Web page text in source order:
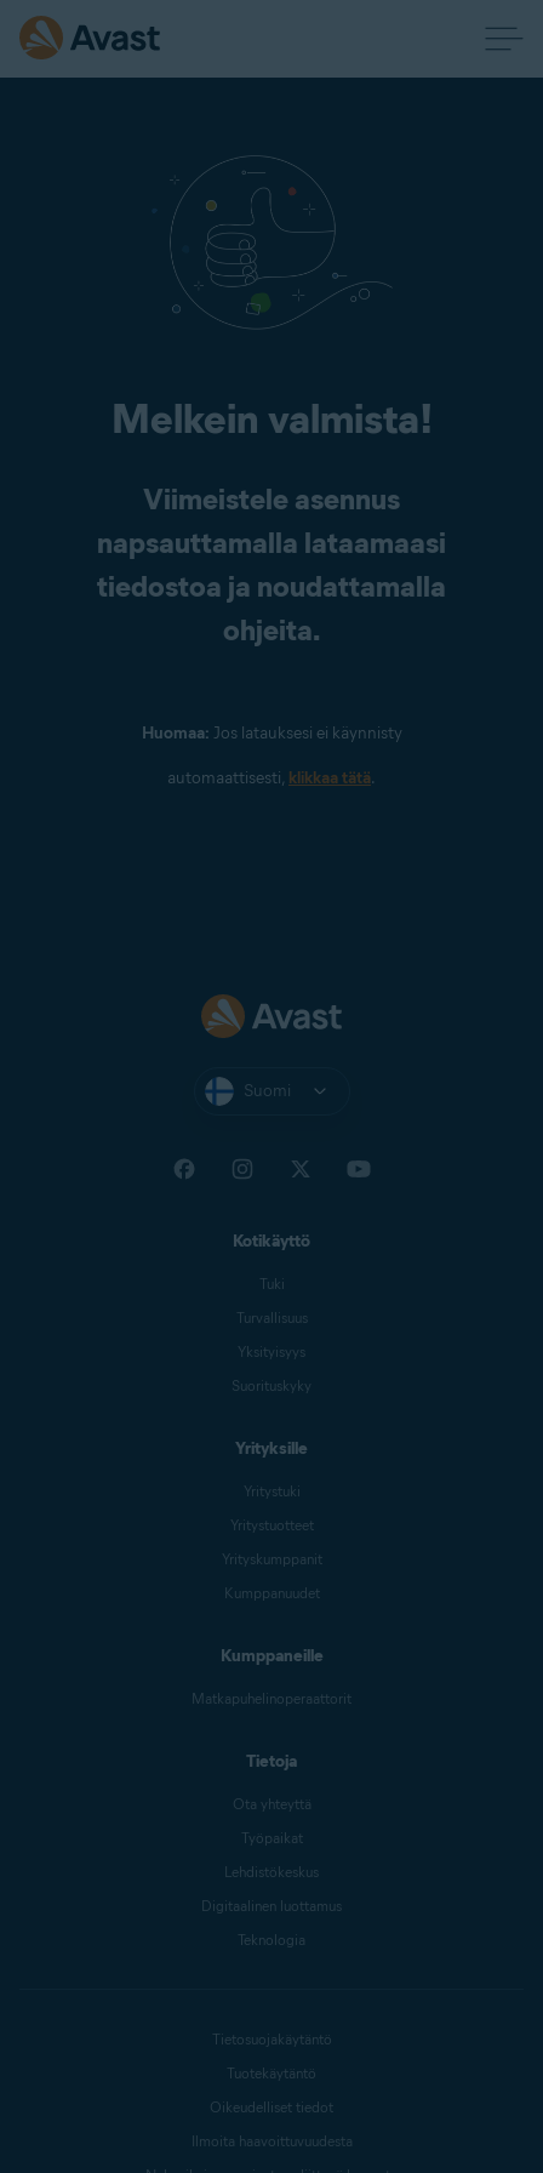
Melkein valmista!
Viimeistele asennus
napsauttamalla lataamaasi
tiedostoa ja noudattamalla
ohjeita.
Huomaa: Jos latauksesi ei käynnisty
automaattisesti, klikkaa tätä.
Suomi
Kotikäyttö
Tuki
Turvallisuus
Yksityisyys
Suorituskyky
Yrityksille
Yritystuki
Yritystuotteet
Yrityskumppanit
Kumppanuudet
Kumppaneille
Matkapuhelinoperaattorit
Tietoja
Ota yhteyttä
Työpaikat
Lehdistökeskus
Digitaalinen luottamus
Teknologia
Tietosuojakäytäntö
Tuotekäytäntö
Oikeudelliset tiedot
Ilmoita haavoittuvuudesta